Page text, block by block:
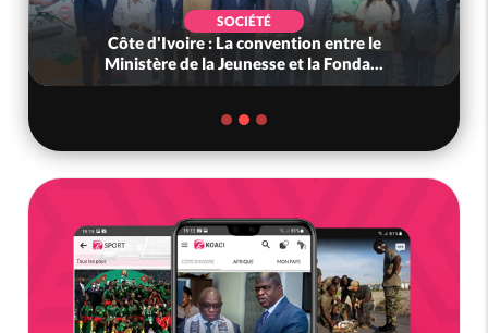
SOCIÉTÉ
Côte d'Ivoire : Peste porcine
gouvernement défend les abattag...